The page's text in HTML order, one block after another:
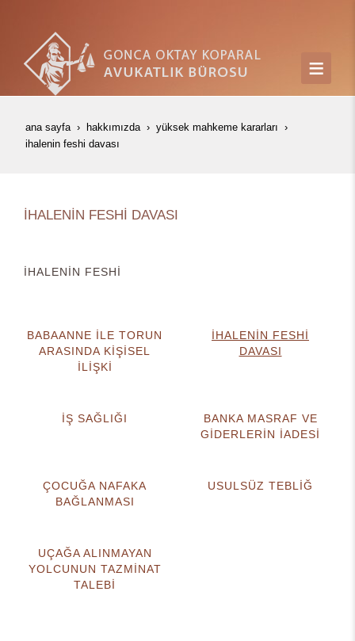
ana sayfa hakkımızda
yüksek mahkeme kararları
i̇haleni̇n feshi̇ davasi
İHALENİN FESHİ DAVASI
İHALENİN FESHİ
BABAANNE İLE TORUN
ARASINDA KİŞİSEL
İLİŞKİ
İHALENİN FESHİ
DAVASI
İŞ SAĞLIĞI
BANKA MASRAF VE
GİDERLERİN İADESİ
ÇOCUĞA NAFAKA
BAĞLANMASI
USULSÜZ TEBLİĞ
UÇAĞA ALINMAYAN
YOLCUNUN TAZMİNAT
TALEBİ